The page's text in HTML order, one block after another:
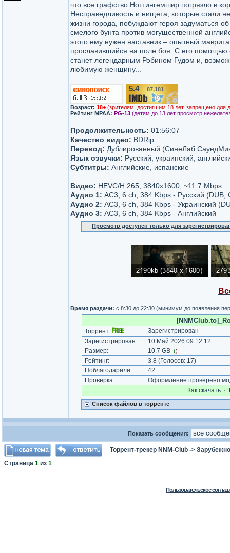
что все графство Ноттингемшир погрязло в
Несправедливость и нищета, которые стали
жизни города, побуждают героя задуматься
смелого бунта против могущественной
этого ему нужен наставник – опытный
прославившийся на поле боя. С его помощью
станет легендарным Робином Гудом и,
любимую женщину...
5.4/10 87,181
Возраст: 18+ (зрителям, достигшим 18 лет. запрещено для
Рейтинг MPAA: PG-13 (детям до 13 лет просмотр
Продолжительность: 01:56:07
Качество видео: BDRip
Перевод: Дублированный (СинеЛаб
Язык озвучки: Русский, украинский,
Субтитры: Английские, испанские
Видео: HEVC/H.265, 3840x1600, ~11.7 Mbps
Аудио 1: AC3, 6 ch, 384 Kbps - Русский
Аудио 2: AC3, 6 ch, 384 Kbps - Украинский
Аудио 3: AC3, 6 ch, 384 Kbps - Английский
Просмотр доступен только для
Время раздачи: с 8:30 до 22:30 (минимум до появления
Торрент:
Зарегистрирован
Зарегистрирован:
10 Май 2026 09:12:12
Размер:
10.7 GB ()
Рейтинг: 3.8 (Голосов: 17)
Поблагодарили:
42
Проверка:
Оформление проверено
Как cкачать·
Список файлов в торренте
Показать сообщения:
Торрент-трекер NNM-Club ->
Страница 1 из 1
Пользовательское